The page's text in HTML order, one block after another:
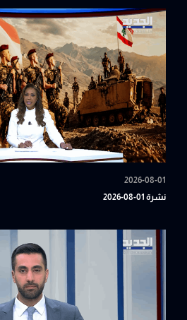
2026-08-01
نشرة 01-08-2026